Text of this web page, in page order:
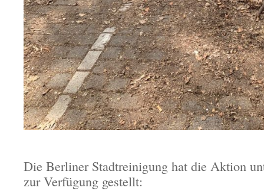
Die Berliner Stadtreinigung hat die Aktion
zur Verfügung gestellt: